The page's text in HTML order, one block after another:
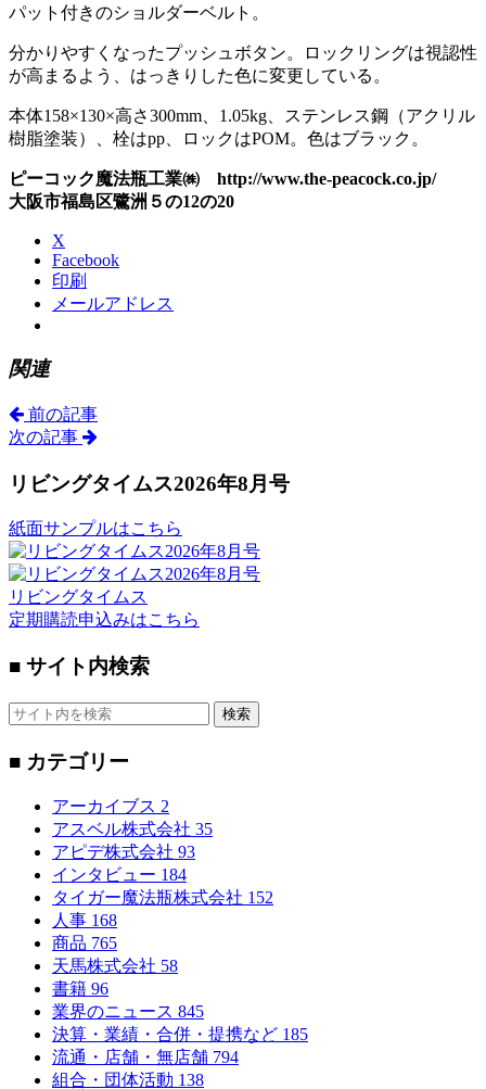
パット付きのショルダーベルト。
分かりやすくなったプッシュボタン。ロックリングは視認性
が高まるよう、はっきりした色に変更している。
本体158×130×高さ300mm、1.05kg、ステンレス鋼（アクリル
樹脂塗装）、栓はpp、ロックはPOM。色はブラック。
ピーコック魔法瓶工業㈱ http://www.the-peacock.co.jp/
大阪市福島区鷺洲５の12の20
X
Facebook
印刷
メールアドレス
関連
前の記事
次の記事
リビングタイムス2026年8月号
紙面サンプルはこちら
リビングタイムス
定期購読申込みはこちら
■ サイト内検索
検索
■ カテゴリー
アーカイブス 2
アスベル株式会社 35
アピデ株式会社 93
インタビュー 184
タイガー魔法瓶株式会社 152
人事 168
商品 765
天馬株式会社 58
書籍 96
業界のニュース 845
決算・業績・合併・提携など 185
流通・店舗・無店舗 794
組合・団体活動 138